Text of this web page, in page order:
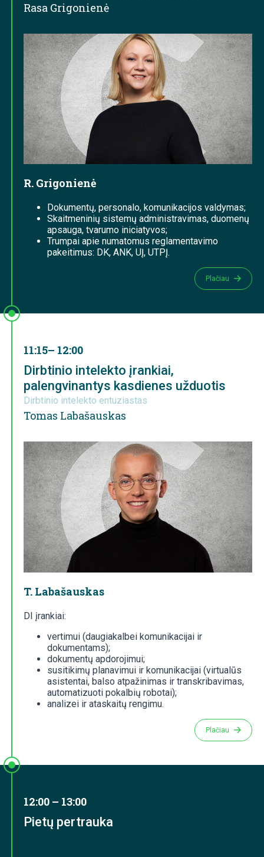
Rasa Grigonienė
R. Grigonienė
Dokumentų, personalo, komunikacijos valdymas;
Skaitmeninių sistemų administravimas, duomenų
apsauga, tvarumo iniciatyvos;
Trumpai apie numatomus reglamentavimo
pakeitimus: DK, ANK, UĮ, UTPĮ.
Plačiau
11:15– 12:00
Dirbtinio intelekto įrankiai,
palengvinantys kasdienes užduotis
Dirbtinio intelekto entuziastas
Tomas Labašauskas
T. Labašauskas
DI įrankiai:
vertimui (daugiakalbei komunikacijai ir
dokumentams);
dokumentų apdorojimui;
susitikimų planavimui ir komunikacijai (virtualūs
asistentai, balso atpažinimas ir transkribavimas,
automatizuoti pokalbių robotai);
analizei ir ataskaitų rengimu.
Plačiau
12:00 – 13:00
Pietų pertrauka